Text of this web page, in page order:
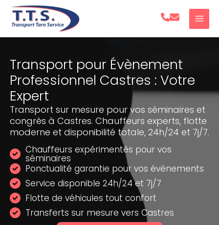
Aller
Transport pour Évènement
Professionnel Castres : Votre
Expert
Transport sur mesure pour vos séminaires et
congrès à Castres. Chauffeurs experts, flotte
moderne et disponibilité totale, 24h/24 et 7j/7.
Chauffeurs expérimentés pour vos
séminaires
Ponctualité garantie pour vos événements
Service disponible 24h/24 et 7j/7
Flotte de véhicules tout confort
Transferts sur mesure vers Castres